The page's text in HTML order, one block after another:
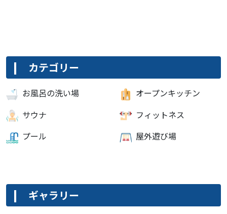
カテゴリー
お風呂の洗い場
オープンキッチン
サウナ
フィットネス
プール
屋外遊び場
ギャラリー